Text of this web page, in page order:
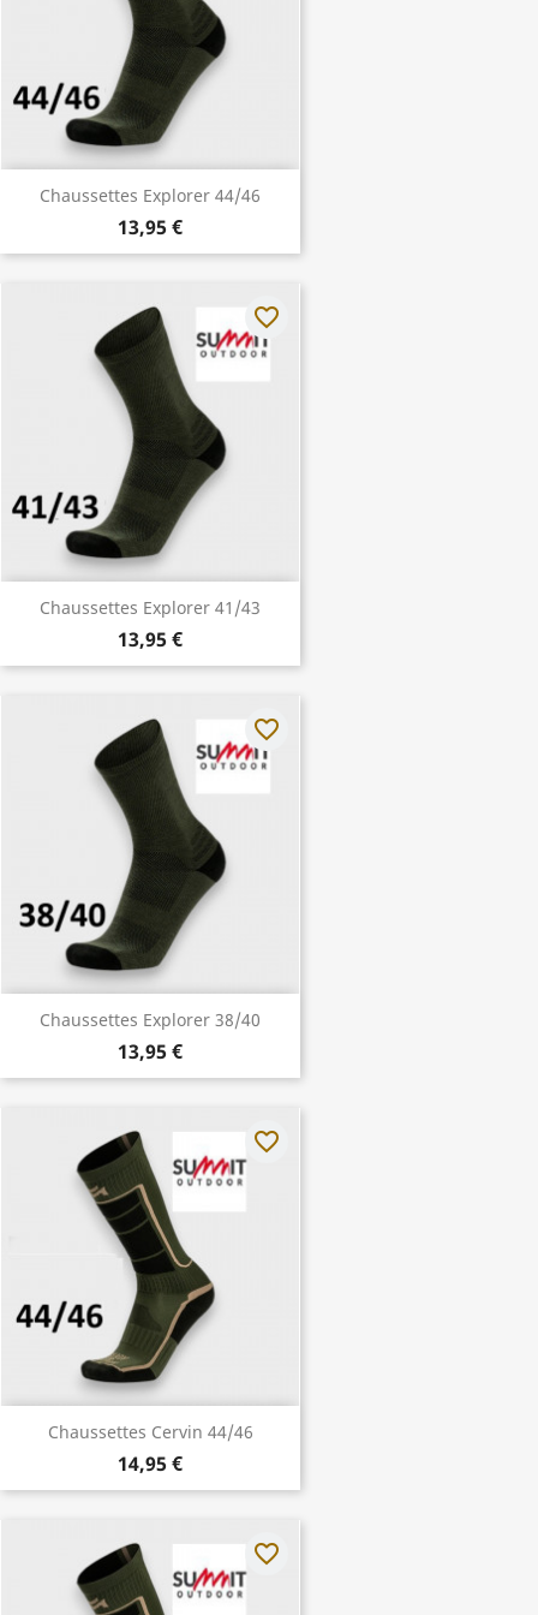
Chaussettes Explorer 44/46
13,95 €
Chaussettes Explorer 41/43
13,95 €
favorite_border
Chaussettes Explorer 38/40
13,95 €
favorite_border
Chaussettes Cervin 44/46
14,95 €
favorite_border
favorite_border